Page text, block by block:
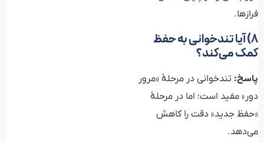
فرازها.
۸) آیا تندخوانی به حفظ
کمک می‌کند؟
پاسخ: تندخوانی در مرحلهٔ «مرور
دور» مفید است؛ اما در مرحلهٔ
«حفظ جدید» دقت را کاهش
می‌دهد.